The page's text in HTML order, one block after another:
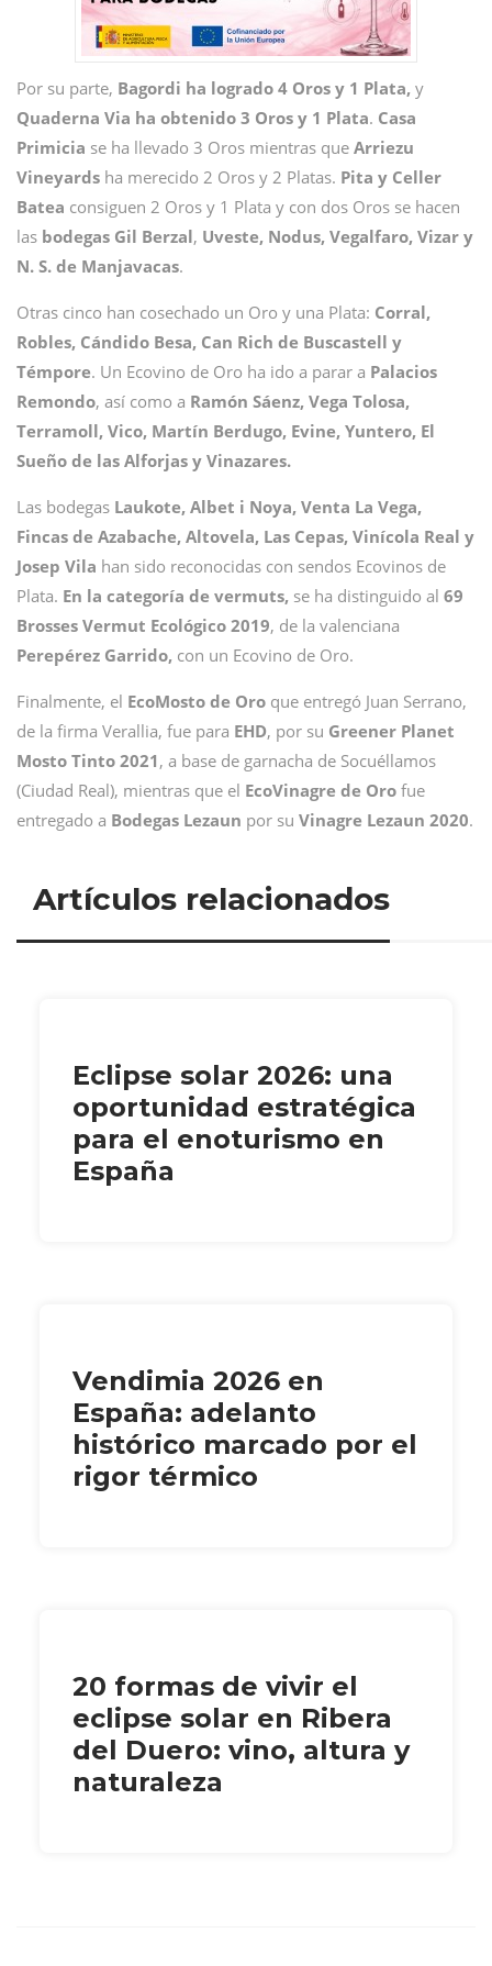
Por su parte, Bagordi ha logrado 4 Oros y 1 Plata, y
Quaderna Via ha obtenido 3 Oros y 1 Plata. Casa
Primicia se ha llevado 3 Oros mientras que Arriezu
Vineyards ha merecido 2 Oros y 2 Platas. Pita y Celler
Batea consiguen 2 Oros y 1 Plata y con dos Oros se hacen
las bodegas Gil Berzal, Uveste, Nodus, Vegalfaro, Vizar y
N. S. de Manjavacas.
Otras cinco han cosechado un Oro y una Plata: Corral,
Robles, Cándido Besa, Can Rich de Buscastell y
Témpore. Un Ecovino de Oro ha ido a parar a Palacios
Remondo, así como a Ramón Sáenz, Vega Tolosa,
Terramoll, Vico, Martín Berdugo, Evine, Yuntero, El
Sueño de las Alforjas y Vinazares.
Las bodegas Laukote, Albet i Noya, Venta La Vega,
Fincas de Azabache, Altovela, Las Cepas, Vinícola Real y
Josep Vila han sido reconocidas con sendos Ecovinos de
Plata. En la categoría de vermuts, se ha distinguido al 69
Brosses Vermut Ecológico 2019, de la valenciana
Perepérez Garrido, con un Ecovino de Oro.
Finalmente, el EcoMosto de Oro que entregó Juan Serrano,
de la firma Verallia, fue para EHD, por su Greener Planet
Mosto Tinto 2021 , a base de garnacha de Socuéllamos
(Ciudad Real), mientras que el EcoVinagre de Oro fue
entregado a Bodegas Lezaun por su Vinagre Lezaun 2020.
Artículos relacionados
Eclipse solar 2026: una
oportunidad estratégica
para el enoturismo en
España
Vendimia 2026 en
España: adelanto
histórico marcado por el
rigor térmico
20 formas de vivir el
eclipse solar en Ribera
del Duero: vino, altura y
naturaleza